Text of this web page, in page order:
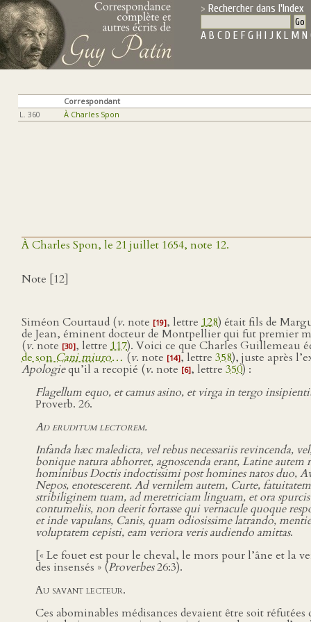
Rechercher dans l'Index
A B C D E F G H I J K L M N